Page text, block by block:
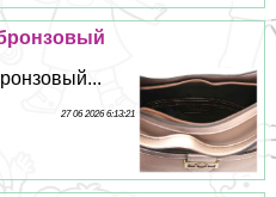
27 06 2026 6:13:21